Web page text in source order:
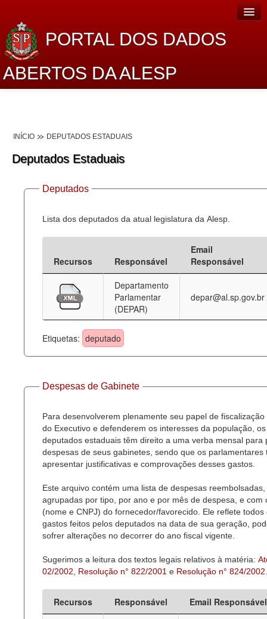
PORTAL DOS DADOS
ABERTOS DA ALESP
Lei de Acesso à Informação
Dados Governamentais Abertos
Planejamento
Catálogo de dados
Processo Legislativo
Deputados Estaduais
Administração
Legislação
Agenda
Perguntas frequentes
INÍCIO DEPUTADOS ESTADUAIS
Deputados Estaduais
Deputados
Lista dos deputados da atual legislatura da Alesp.
Recursos Responsável
Email
Responsável
Departamento
Parlamentar
(DEPAR)
depar@al.sp.gov.br
Etiquetas: deputado
Despesas de Gabinete
Para desenvolverem plenamente seu papel de fiscalização
do Executivo e defenderem os interesses da população, os
deputados estaduais têm direito a uma verba mensal para
despesas de seus gabinetes, sendo que os parlamentares
apresentar justificativas e comprovações desses gastos.
Este arquivo contém uma lista de despesas reembolsadas,
agrupadas por tipo, por ano e por mês de despesa, e com
(nome e CNPJ) do fornecedor/favorecido. Ele reflete todos
gastos feitos pelos deputados na data de sua geração,
sofrer alterações no decorrer do ano fiscal vigente.
Sugerimos a leitura dos textos legais relativos à matéria:
02/2002
Resolução n° 822/2001 e Resolução n° 824/2002
Recursos Responsável
Email Responsável